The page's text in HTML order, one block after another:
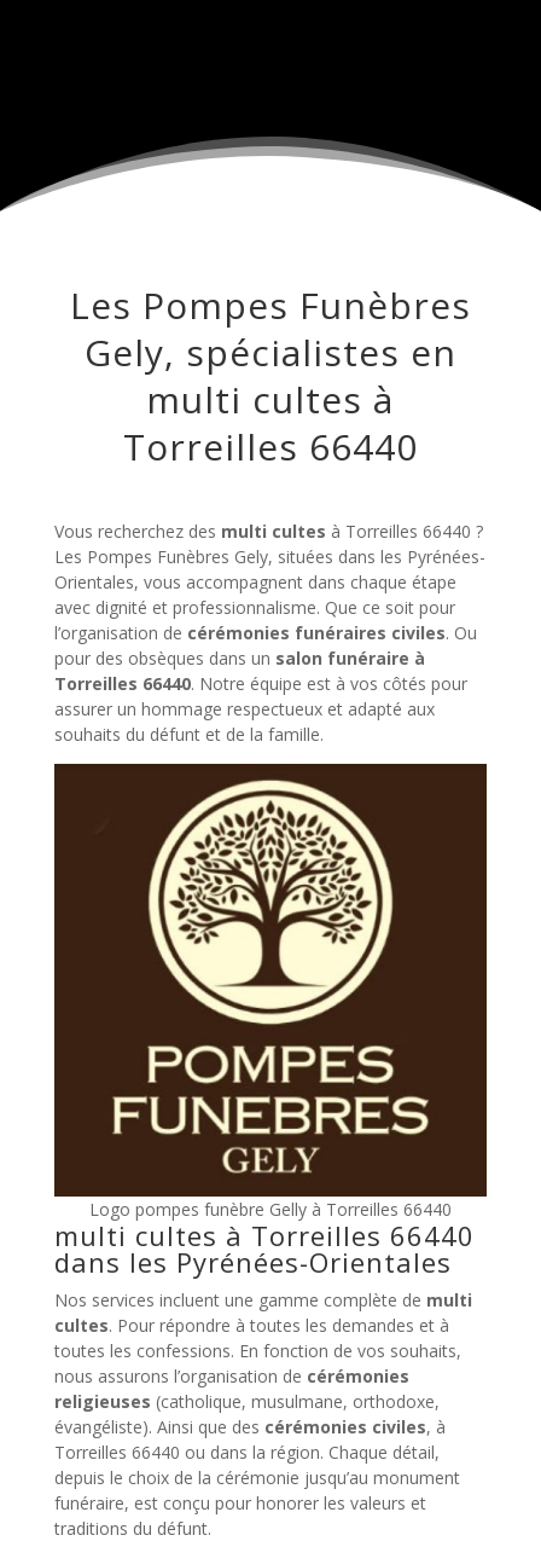
Les Pompes Funèbres
Gely, spécialistes en
multi cultes à
Torreilles 66440
Vous recherchez des multi cultes à Torreilles 66440 ?
Les Pompes Funèbres Gely, situées dans les Pyrénées-
Orientales, vous accompagnent dans chaque étape
avec dignité et professionnalisme. Que ce soit pour
l’organisation de cérémonies funéraires civiles. Ou
pour des obsèques dans un salon funéraire à
Torreilles 66440. Notre équipe est à vos côtés pour
assurer un hommage respectueux et adapté aux
souhaits du défunt et de la famille.
Logo pompes funèbre Gelly à Torreilles 66440
multi cultes à Torreilles 66440
dans les Pyrénées-Orientales
Nos services incluent une gamme complète de multi
cultes. Pour répondre à toutes les demandes et à
toutes les confessions. En fonction de vos souhaits,
nous assurons l’organisation de cérémonies
religieuses (catholique, musulmane, orthodoxe,
évangéliste). Ainsi que des cérémonies civiles, à
Torreilles 66440 ou dans la région. Chaque détail,
depuis le choix de la cérémonie jusqu’au monument
funéraire, est conçu pour honorer les valeurs et
traditions du défunt.